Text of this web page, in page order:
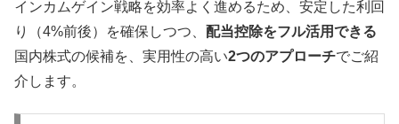
インカムゲイン戦略を効率よく進めるため、安定した利回
り（4%前後）を確保しつつ、 配当控除をフル活用できる
国内株式の候補を、実用性の高い2つのアプローチでご紹
介します。